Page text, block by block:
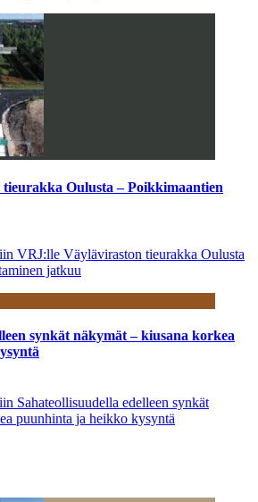
Oulusta – Poikkimaantien
VRJ:lle Väyläviraston tieurakka Oulusta
jatkuu
synkät näkymät – kiusana korkea
Sahateollisuudella edelleen synkät
puunhinta ja heikko kysyntä